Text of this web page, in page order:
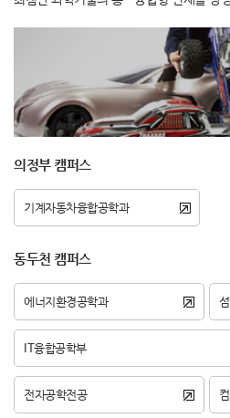
의정부 캠퍼스
기계자동차융합공학과
동두천 캠퍼스
에너지환경공학과
IT융합공학부
전자공학전공